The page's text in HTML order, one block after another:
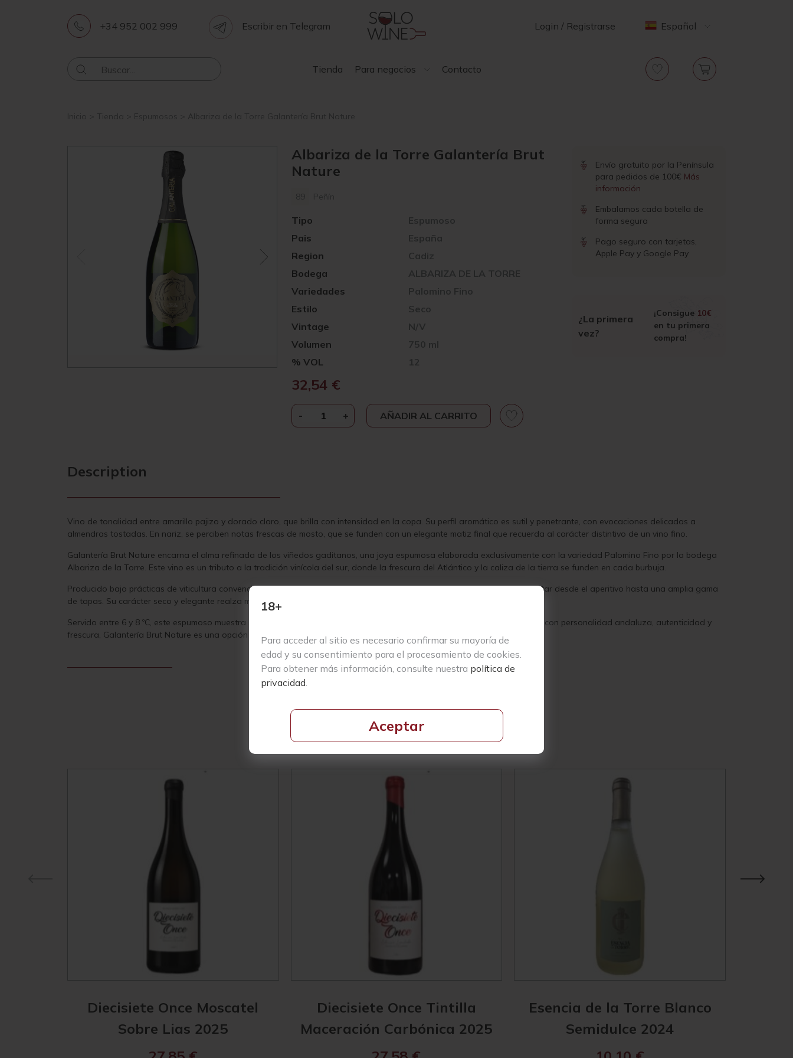
18+
Para acceder al sitio es necesario confirmar su mayoría de
edad y su consentimiento para el procesamiento de cookies.
Para obtener más información, consulte nuestra política de
privacidad
Aceptar
+34 952 002 999 Escribir en Telegram Login / Registrarse Español
Tienda Para negocios Contacto
Inicio Tienda Espumosos Albariza de la Torre Galantería Brut Nature
Albariza de la Torre Galantería Brut
Nature
Peñín
Pais España
Vintage N/V
Region Cadiz
Volumen 750 ml
Bodega ALBARIZA DE LA TORRE
% VOL 12
Variedades Palomino Fino
Tipo Espumoso
Estilo Seco
32,54 €
-ALBARIZA
DE
+ AÑADIR AL CARRITO
Envío gratuito por la Península
para pedidos de 100€ Más
información
Embalamos cada botella de
forma segura
Pago seguro con tarjetas,
Apple Pay y Google Pay
¿La primera
vez?
¡Consigue 10€
en tu primera
compra!
Description
Vino de tonalidad entre amarillo pajizo y dorado claro, que brilla con intensidad en la copa. Su perfil aromático es sutil y penetrante, con evocaciones delicadas a
almendras tostadas. En nariz, se perciben notas frescas de mosto, que se funden con un elegante matiz final que recuerda al carácter distintivo de un vino fino.
Galantería Brut Nature encarna el alma refinada de los viñedos gaditanos, una joya espumosa elaborada exclusivamente con la variedad Palomino Fino por la bodega
Albariza de la Torre. Este vino es un tributo a la tradición vinícola del sur, donde la frescura del Atlántico y la caliza de la tierra se funden en cada burbuja.
Producido bajo prácticas de viticultura convencional, Galantería Brut Nature se convierte en un aliado perfecto para disfrutar desde el aperitivo hasta una amplia gama
de tapas. Su carácter seco y elegante realza mariscos, frutos secos y el inconfundible sabor del jamón ibérico.
Servido entre 6 y 8 ºC, este espumoso muestra su mejor expresión en cada copa. Si estás pensando en comprar vino online con personalidad andaluza, autenticidad y
frescura, Galantería Brut Nature es una opción que cautiva por su pureza y versatilidad gastronómica.
Productos Relacionados
Diecisiete Once Moscatel
Sobre Lias 2025
Diecisiete Once Tintilla
Maceración Carbónica 2025
Esencia de la Torre Blanco
Semidulce 2024